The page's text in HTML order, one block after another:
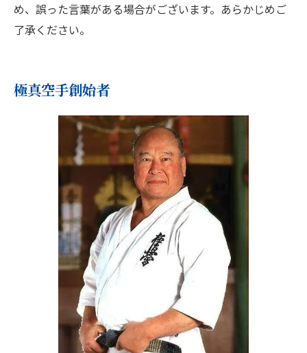
め、誤った言葉がある場合がございます。あらかじめご
了承ください。
極真空手創始者